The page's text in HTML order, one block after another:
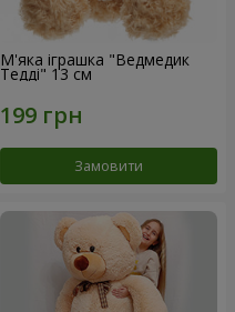
М'яка іграшка "Ведмедик
Тедді" 13 см
Замовити